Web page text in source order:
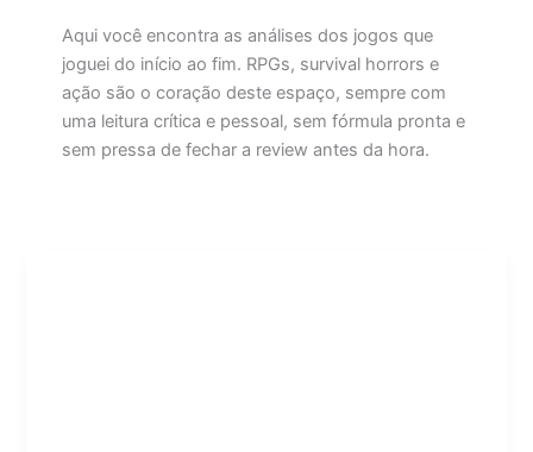
Aqui você encontra as análises dos jogos que
joguei do início ao fim. RPGs, survival horrors e
ação são o coração deste espaço, sempre com
uma leitura crítica e pessoal, sem fórmula pronta e
sem pressa de fechar a review antes da hora.